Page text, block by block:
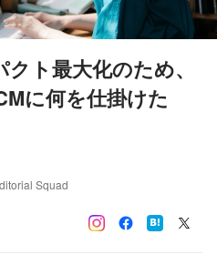
ト最大化のため、
に何を仕掛けた
Squad